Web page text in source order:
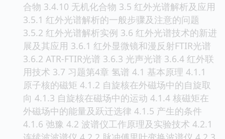
合物 3.4.10 无机化合物 3.5 红外光谱解析及应用
3.5.1 红外光谱解析的一般步骤及注意的问题
3.5.2 红外光谱解析实例 3.6 红外光谱技术的新进
展及其应用 3.6.1 红外显微镜和漫反射FTIR光谱
3.6.2 ATR-FTIR光谱 3.6.3 光声光谱 3.6.4 红外联
用技术 3.7 习题第4章 氢谱 4.1 基本原理 4.1.1
原子核的磁矩 4.1.2 自旋核在外磁场中的自旋取
向 4.1.3 自旋核在磁场中的运动 4.1.4 核磁矩在
外磁场中的能量及跃迁选律 4.1.5 产生的条件
4.1.6 弛豫 4.2 波谱仪工作原理及实验技术 4.2.1